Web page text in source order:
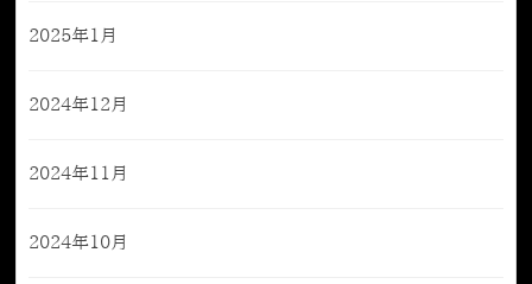
2025年1月
2024年12月
2024年11月
2024年10月